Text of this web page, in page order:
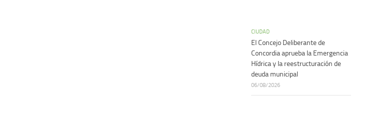
CIUDAD
El Concejo Deliberante de
Concordia aprueba la Emergencia
Hídrica y la reestructuración de
deuda municipal
06/08/2026